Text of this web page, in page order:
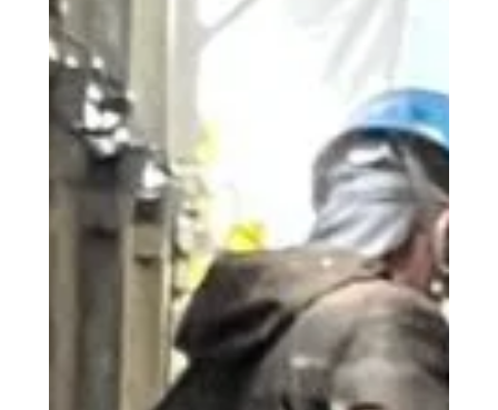
異聞・光秀に成り損ねた男
たち
我が社 社長の出版記念講演会がありました！
——————————————————————
——————————————————————
———————————— 地元大田区で末永くお
仕事をさせて頂いている工務店 雨漏り、屋根点
検、外壁塗装、リフォーム、新築相談 、空き家、
相続相談、ドアの調整等ご相談承ります。幸せを
生む住まいづくり メールマガジン始めました。
社長・窪寺伸浩コメント・住まいについて考えて
欲しいこと・住まいのお役立ち情報などなど！ ご
登録はこちら↓↓↓ sumai Gboard クリップボー